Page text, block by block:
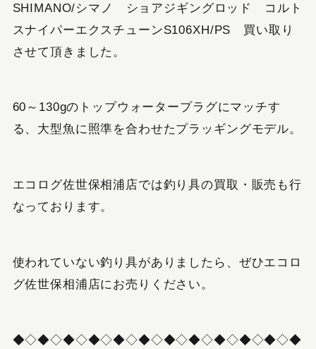
SHIMANO/シマノ ショアジギングロッド コルト
スナイパーエクスチューンS106XH/PS 買い取り
させて頂きました。
60～130gのトップウォータープラグにマッチす
る、大型魚に照準を合わせたプラッギングモデル。
エコログ佐世保相浦店では釣り具の買取・販売も行
なっております。
使われていない釣り具がありましたら、ぜひエコロ
グ佐世保相浦店にお売りください。
◆◇◆◇◆◇◆◇◆◇◆◇◆◇◆◇◆◇◆◇◆◇◆